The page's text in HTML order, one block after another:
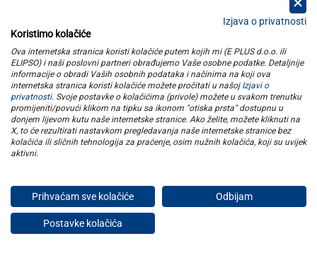
kategorije
elipso
informacije
pratite nas
E plus d.o.o. © Copyright 2026
Izjava o privatnosti
Koristimo kolačiće
Ova internetska stranica koristi kolačiće putem kojih mi (E PLUS d.o.o. ili
ELIPSO) i naši poslovni partneri obrađujemo Vaše osobne podatke. Detaljnije
informacije o obradi Vaših osobnih podataka i načinima na koji ova
internetska stranica koristi kolačiće možete pročitati u našoj Izjavi o
privatnosti. Svoje postavke o kolačićima (privole) možete u svakom trenutku
promijeniti/povući klikom na tipku sa ikonom "otiska prsta" dostupnu u
donjem lijevom kutu naše internetske stranice. Ako želite, možete kliknuti na
X, to će rezultirati nastavkom pregledavanja naše internetske stranice bez
kolačića ili sličnih tehnologija za praćenje, osim nužnih kolačića, koji su uvijek
aktivni.
Prihvaćam sve kolačiće Odbijam
Postavke kolačića